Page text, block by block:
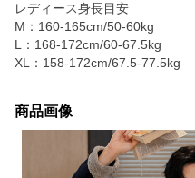
レディース身長目安
M：160-165cm/50-60kg
L：168-172cm/60-67.5kg
XL：158-172cm/67.5-77.5kg
商品画像